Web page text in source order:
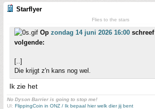
Starflyer
Flies to the stars
Op zondag 14 juni 2026 16:00 schreef
volgende:
[..]
Die krijgt z'n kans nog wel.
Ik zie het
No Dyson Barrier is going to stop me!
UI: FlippingCoin in ONZ / Ik bepaal hier welk dier jij bent